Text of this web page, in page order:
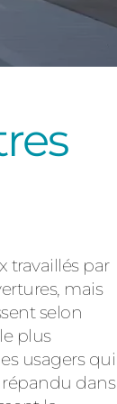
travaillés par
mais
selon
plus
usagers qui
répandu dans